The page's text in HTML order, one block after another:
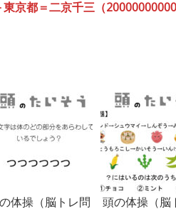
京都＝二京千三（
体操（脳トレ問
頭の体操（脳